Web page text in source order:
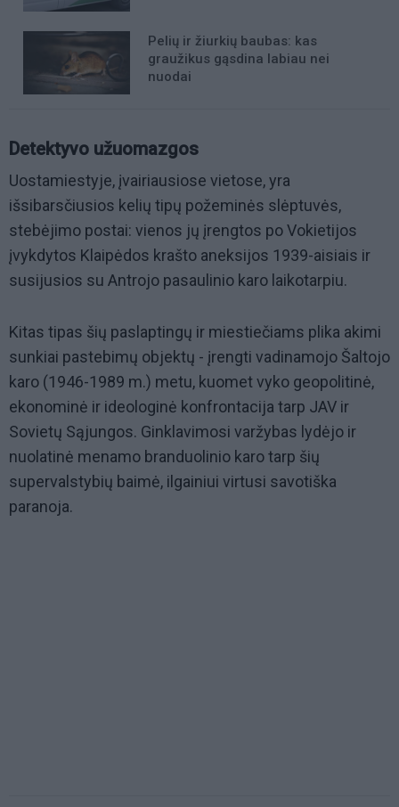
Pelių ir žiurkių baubas: kas
graužikus gąsdina labiau nei
nuodai
Detektyvo užuomazgos
Uostamiestyje, įvairiausiose vietose, yra
išsibarsčiusios kelių tipų požeminės slėptuvės,
stebėjimo postai: vienos jų įrengtos po Vokietijos
įvykdytos Klaipėdos krašto aneksijos 1939-aisiais ir
susijusios su Antrojo pasaulinio karo laikotarpiu.
Kitas tipas šių paslaptingų ir miestiečiams plika akimi
sunkiai pastebimų objektų - įrengti vadinamojo Šaltojo
karo (1946-1989 m.) metu, kuomet vyko geopolitinė,
ekonominė ir ideologinė konfrontacija tarp JAV ir
Sovietų Sąjungos. Ginklavimosi varžybas lydėjo ir
nuolatinė menamo branduolinio karo tarp šių
supervalstybių baimė, ilgainiui virtusi savotiška
paranoja.